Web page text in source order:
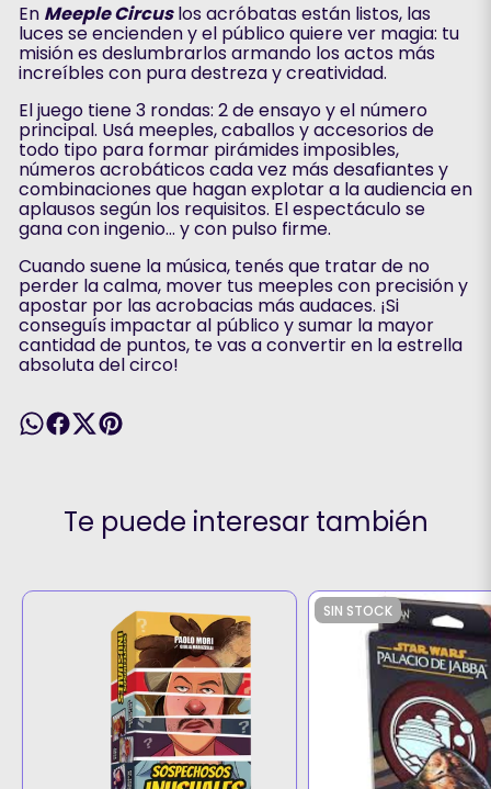
En Meeple Circuslos acróbatas están listos, las
luces se encienden y el público quiere ver magia: tu
misión es deslumbrarlos armando los actos más
increíbles con pura destreza y creatividad.
El juego tiene 3 rondas: 2 de ensayo y el número
principal. Usá meeples, caballos y accesorios de
todo tipo para formar pirámides imposibles,
números acrobáticos cada vez más desafiantes y
combinaciones que hagan explotar a la audiencia en
aplausos según los requisitos. El espectáculo se
gana con ingenio… y con pulso firme.
Cuando suene la música, tenés que tratar de no
perder la calma, mover tus meeples con precisión y
apostar por las acrobacias más audaces. ¡Si
conseguís impactar al público y sumar la mayor
cantidad de puntos, te vas a convertir en la estrella
absoluta del circo!
Te puede interesar también
SIN STOCK